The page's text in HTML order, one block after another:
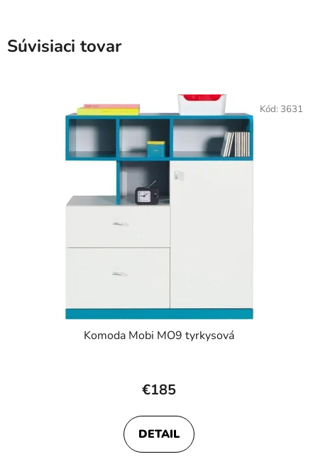
Súvisiaci tovar
Komoda Mobi MO9 tyrkysová
€185
DETAIL
Kód: 3631